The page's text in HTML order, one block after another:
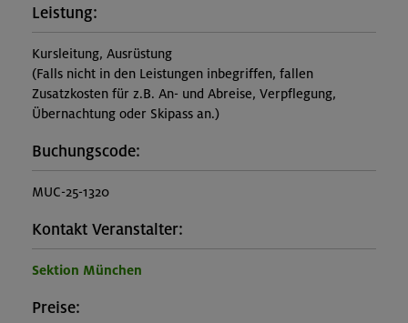
Leistung:
Kursleitung, Ausrüstung
(Falls nicht in den Leistungen inbegriffen, fallen
Zusatzkosten für z.B. An- und Abreise, Verpflegung,
Übernachtung oder Skipass an.)
Buchungscode:
MUC-25-1320
Kontakt Veranstalter:
Sektion München
Preise: